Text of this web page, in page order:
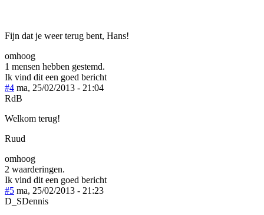
Fijn dat je weer terug bent, Hans!
omhoog
1 mensen hebben gestemd.
Ik vind dit een goed bericht
#4 ma, 25/02/2013 - 21:04
RdB
Welkom terug!
Ruud
omhoog
2 waarderingen.
Ik vind dit een goed bericht
#5 ma, 25/02/2013 - 21:23
D_SDennis